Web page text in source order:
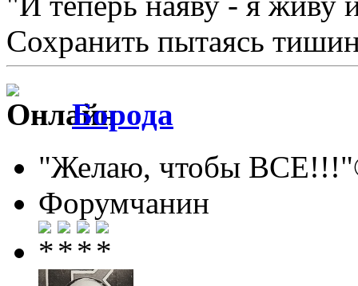
Сохранить пытаясь
Борода
"Желаю, чтобы
Форумчанин